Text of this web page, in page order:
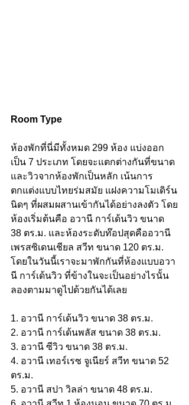
Room Type
ห้องพักที่นี่มีทั้งหมด 299 ห้อง แบ่งออก
เป็น 7 ประเภท โดยจะแตกต่างกันที่ขนาด
และวิวจากห้องพักเป็นหลัก เน้นการ
ตกแต่งแบบไทยร่มสมัย แฝงความโมเดิร์น
นิดๆ ที่ผสมผสานเข้ากันได้อย่างลงตัว โดย
ห้องเริ่มต้นคือ อวานี การ์เด้นวิว ขนาด
38 ตร.ม. และห้องระดับท๊อปสุดคืออวานี
เพรสซิเดนเชียล สวีท ขนาด 120 ตร.ม.
โดยในวันนี้เราจะมาพักกันที่ห้องแบบอวา
นี การ์เด้นวิว ที่ข้างในจะเป็นอย่างไรนั้น
ลองตามมาดูไปด้วยกันได้เลย
1. อวานี การ์เด้นวิว ขนาด 38 ตร.ม.
2. อวานี การ์เด้นพลัส ขนาด 38 ตร.ม.
3. อวานี ซีวิว ขนาด 38 ตร.ม.
4. อวานี เทอร์เรซ จูเนียร์ สวีท ขนาด 52
ตร.ม.
5. อวานี สปา วิลล่า ขนาด 48 ตร.ม.